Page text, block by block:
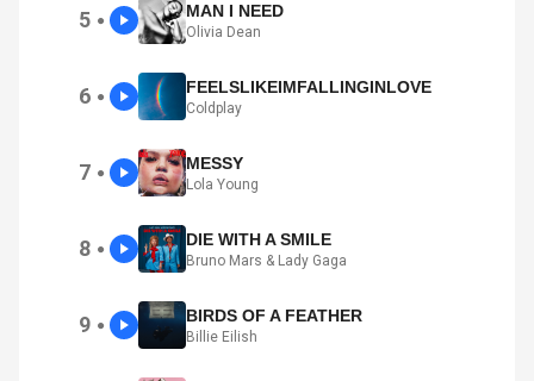
5 ● MAN I NEED
Olivia Dean
6 ● FEELSLIKEIMFALLINGINLOVE
Coldplay
7 ● MESSY
Lola Young
8 ● DIE WITH A SMILE
Bruno Mars & Lady Gaga
9 ● BIRDS OF A FEATHER
Billie Eilish